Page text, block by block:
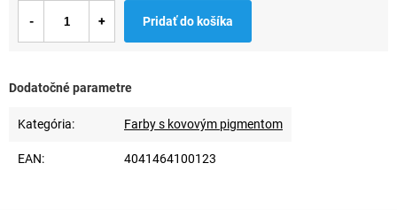
Dodatočné parametre
Kategória: Farby s kovovým pigmentom
EAN: 4041464100123
cena:
Pridať do košíka